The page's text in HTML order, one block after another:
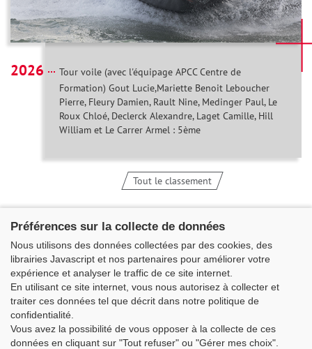
2026
Tour voile (avec l'équipage APCC Centre de
Formation) Gout Lucie,Mariette Benoit Leboucher
Pierre, Fleury Damien, Rault Nine, Medinger Paul, Le
Roux Chloé, Declerck Alexandre, Laget Camille, Hill
William et Le Carrer Armel : 5ème
Tout le classement
Classe Figaro Beneteau - Maison des skippers - N°1 Terre-Plein du
Préférences sur la collecte de données
Nous utilisons des données collectées par des cookies, des
librairies Javascript et nos partenaires pour améliorer votre
expérience et analyser le traffic de ce site internet.
En utilisant ce site internet, vous nous autorisez à collecter et
traiter ces données tel que décrit dans notre politique de
confidentialité.
Vous avez la possibilité de vous opposer à la collecte de ces
données en cliquant sur "Tout refuser" ou "Gérer mes choix".